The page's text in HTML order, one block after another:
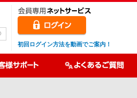
初回ログイン方法を動画でご案内！